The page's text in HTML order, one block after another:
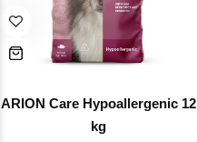
ARION Care Hypoallergenic 12
kg